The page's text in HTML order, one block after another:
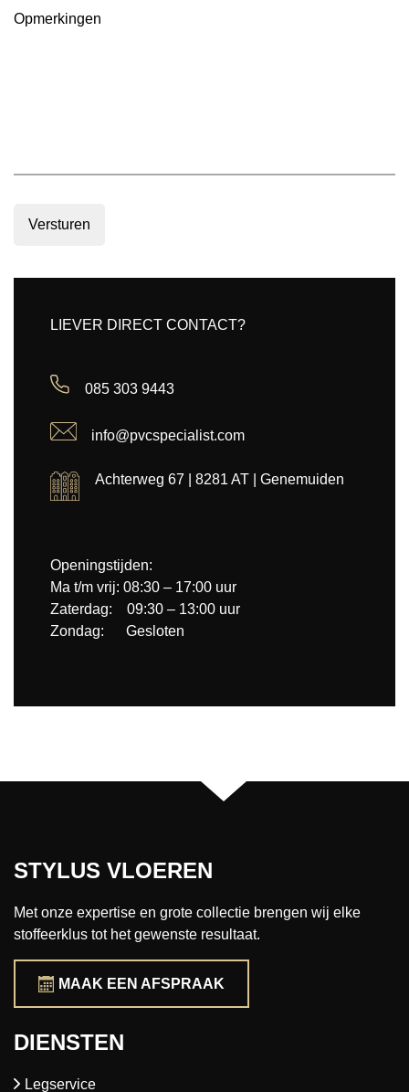
Opmerkingen
Versturen
LIEVER DIRECT CONTACT?
085 303 9443
info@pvcspecialist.com
Achterweg 67 | 8281 AT | Genemuiden
Openingstijden:
Ma t/m vrij: 08:30 – 17:00 uur
Zaterdag: 09:30 – 13:00 uur
Zondag: Gesloten
STYLUS VLOEREN
Met onze expertise en grote collectie brengen wij elke
stoffeerklus tot het gewenste resultaat.
MAAK EEN AFSPRAAK
DIENSTEN
Legservice